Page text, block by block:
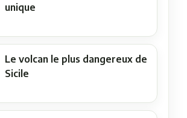
unique
Le volcan le plus dangereux de
Sicile